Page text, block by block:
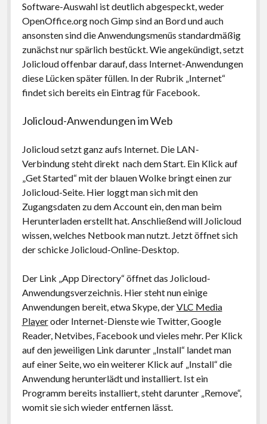
Software-Auswahl ist deutlich abgespeckt, weder
OpenOffice.org noch Gimp sind an Bord und auch
ansonsten sind die Anwendungsmenüs standardmäßig
zunächst nur spärlich bestückt. Wie angekündigt, setzt
Jolicloud offenbar darauf, dass Internet-Anwendungen
diese Lücken später füllen. In der Rubrik „Internet“
findet sich bereits ein Eintrag für Facebook.
Jolicloud-Anwendungen im Web
Jolicloud setzt ganz aufs Internet. Die LAN-
Verbindung steht direkt nach dem Start. Ein Klick auf
„Get Started“ mit der blauen Wolke bringt einen zur
Jolicloud-Seite. Hier loggt man sich mit den
Zugangsdaten zu dem Account ein, den man beim
Herunterladen erstellt hat. Anschließend will Jolicloud
wissen, welches Netbook man nutzt. Jetzt öffnet sich
der schicke Jolicloud-Online-Desktop.
Der Link „App Directory“ öffnet das Jolicloud-
Anwendungsverzeichnis. Hier steht nun einige
Anwendungen bereit, etwa Skype, derVLC Media
Playeroder Internet-Dienste wie Twitter, Google
Reader, Netvibes, Facebook und vieles mehr. Per Klick
auf den jeweiligen Link darunter „Install“ landet man
auf einer Seite, wo ein weiterer Klick auf „Install“ die
Anwendung herunterlädt und installiert. Ist ein
Programm bereits installiert, steht darunter „Remove“,
womit sie sich wieder entfernen lässt.